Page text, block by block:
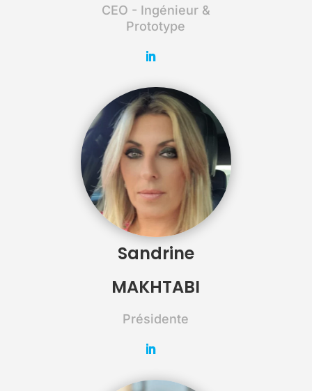
CEO - Ingénieur &
Prototype
Sandrine
MAKHTABI
Présidente